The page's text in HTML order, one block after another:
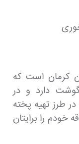
کرمان است که
دارد و در
طرز تهیه پخته
خودم را برایتان